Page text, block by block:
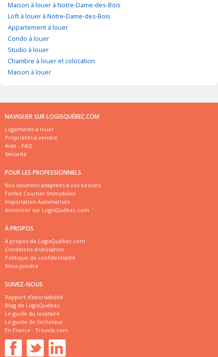
Maison à louer à Notre-Dame-des-Bois
Loft à louer à Notre-Dame-des-Bois
Appartement à louer
Condo à louer
Studio à louer
Chambre à louer et colocation
Maison à louer
NAVIGUER SUR LOGISQUÉBEC.COM
Logements à louer
Propriétés à vendre
Aide - FAQ
Sécurité
POUR LES PROFESSIONNELS
Nos solutions adaptées à vos besoins
Forfait Courtier Immobilier
Importation Automatisée
Annoncer sur LogisQuébec.com
À PROPOS
À propos de LogisQuébec.com
Conditions d'utilisation
Politique de confidentialité
Nous joindre
SUIVEZ-NOUS
Rapport d'abordabilité
Blog de LogisQuébec
Le guide du locataire
Le guide de l'acheteur
En France : Trouvia.com